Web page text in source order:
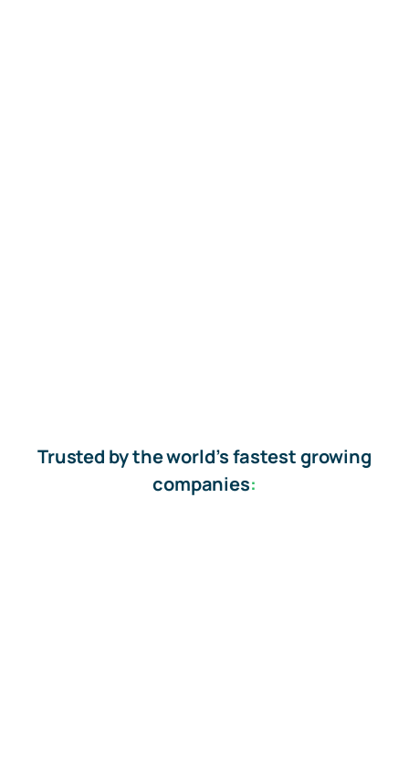
Trusted by the world’s fastest growing
companies: